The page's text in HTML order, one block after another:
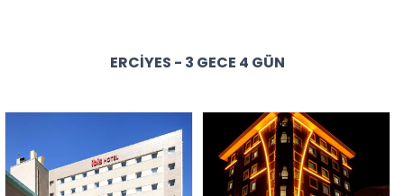
ERCIYES - 3 GECE 4 GÜN